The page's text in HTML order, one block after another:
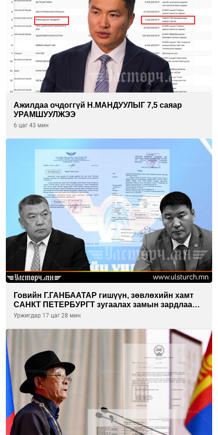
Ажилдаа очдоггүй Н.МАНДУУЛЫГ 7,5 саяар
УРАМШУУЛЖЭЭ
6 цаг 43 мин
Говийн Г.ГАНБААТАР гишүүн, зөвлөхийн хамт
САНКТ ПЕТЕРБУРГТ зугаалах замын зардлаа
“ИНҮТ” ТӨХХК даажээ
Уржигдар 17 цаг 28 мин